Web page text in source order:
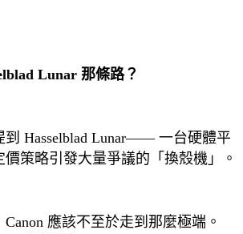
Lunar 那條路？
到 Hasselblad Lunar—— 一台硬體平
策略引發大量爭議的「換殼機」。
應該不至於走到那麼極端。